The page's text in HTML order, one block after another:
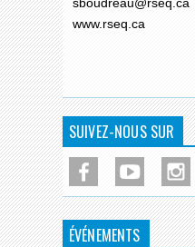
www.rseq.ca
SUIVEZ-NOUS SUR
ÉVÉNEMENTS